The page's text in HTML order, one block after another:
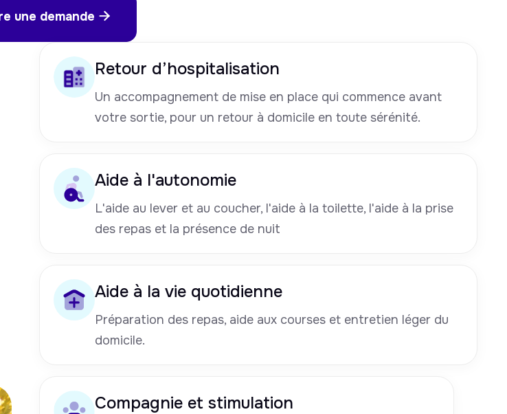
une demande 
Retour d’hospitalisation
Un accompagnement de mise en place qui commence avant
votre sortie, pour un retour à domicile en toute sérénité.
Aide à l'autonomie
L'aide au lever et au coucher, l'aide à la toilette, l'aide à la prise
des repas et la présence de nuit
Aide à la vie quotidienne
Préparation des repas, aide aux courses et entretien léger du
domicile.
Compagnie et stimulation